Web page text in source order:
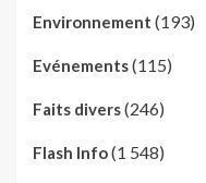
Environnement (193)
Evénements(115)
Faits divers(246)
Flash Info(1 548)